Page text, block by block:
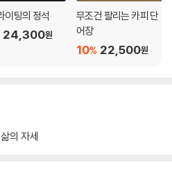
개분인가? . 110
생각을 버려라 . 133
려라 . 142
스트 스텝
이팅의 정석
24,300원
무조건 팔리는 카피 단
어장
22,500원
10%
의 자세